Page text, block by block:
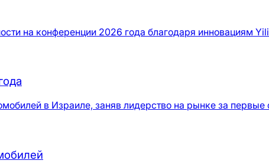
на конференции 2026 года благодаря инновациям
в Израиле, заняв лидерство на рынке за